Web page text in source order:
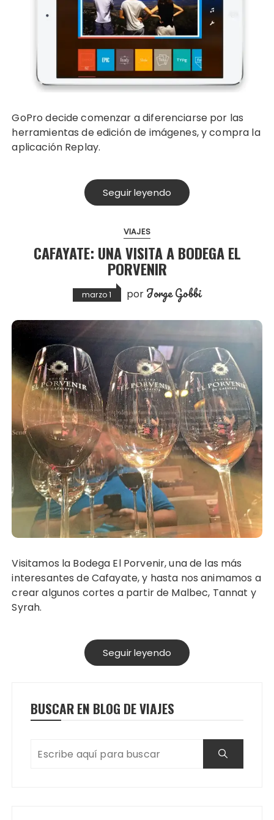
GoPro decide comenzar a diferenciarse por las
herramientas de edición de imágenes, y compra la
aplicación Replay.
Seguir leyendo
VIAJES
CAFAYATE: UNA VISITA A BODEGA EL
PORVENIR
marzo 1 por Jorge Gobbi
Visitamos la Bodega El Porvenir, una de las más
interesantes de Cafayate, y hasta nos animamos a
crear algunos cortes a partir de Malbec, Tannat y
Syrah.
Seguir leyendo
BUSCAR EN BLOG DE VIAJES